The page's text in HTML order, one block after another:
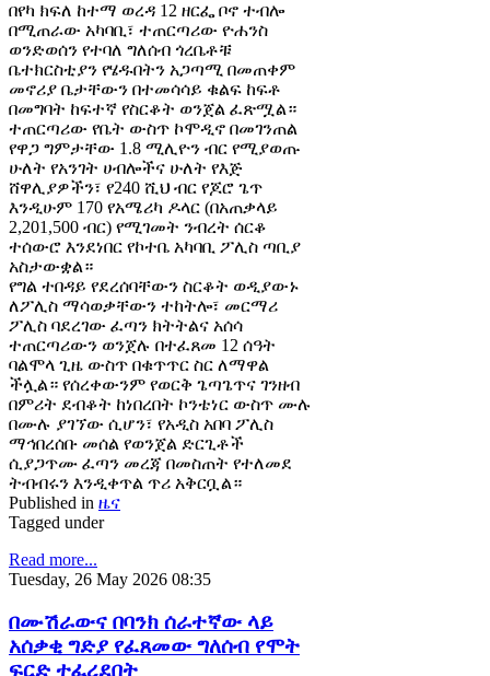
በየካ ክፍለ ከተማ ወረዳ 12 ዘርፌ ቦኖ ተብሎ
በሚጠራው አካባቢ፣ ተጠርጣሪው ዮሐንስ
ወንድወሰን የተባለ ግለሰብ ጎረቤቶቹ
ቤተክርስቲያን የሄዱበትን አጋጣሚ በመጠቀም
መኖሪያ ቤታቸውን በተመሳሳይ ቁልፍ ከፍቶ
በመግባት ከፍተኛ የስርቆት ወንጀል ፈጽሟል።
ተጠርጣሪው የቤት ውስጥ ኮሞዲኖ በመገንጠል
የዋጋ ግምታቸው 1.8 ሚሊዮን ብር የሚያወጡ
ሁለት የአንገት ሀብሎችና ሁለት የእጅ
ሸዋሊያዎችን፣ የ240 ሺህ ብር የጆሮ ጌጥ
እንዲሁም 170 የአሜሪካ ዶላር (በአጠቃላይ
2,201,500 ብር) የሚገመት ንብረት ሰርቆ
ተሰውሮ እንደነበር የኮተቤ አካባቢ ፖሊስ ጣቢያ
አስታውቋል።
የግል ተበዳይ የደረሰባቸውን ስርቆት ወዲያውኑ
ለፖሊስ ማሳወቃቸውን ተከትሎ፣ መርማሪ
ፖሊስ ባደረገው ፈጣን ክትትልና አሰሳ
ተጠርጣሪውን ወንጀሉ በተፈጸመ 12 ሰዓት
ባልሞላ ጊዜ ውስጥ በቁጥጥር ስር ለማዋል
ችሏል። የሰረቀውንም የወርቅ ጌጣጌጥና ገንዘብ
በምሪት ደብቆት ከነበረበት ኮንቴነር ውስጥ ሙሉ
በሙሉ ያገኘው ሲሆን፣ የአዲስ አበባ ፖሊስ
ማኅበረሰቡ መሰል የወንጀል ድርጊቶች
ሲያጋጥሙ ፈጣን መረጃ በመስጠት የተለመደ
ትብብሩን እንዲቀጥል ጥሪ አቅርቧል።
Published in ዜና
Tagged under
Read more...
Tuesday, 26 May 2026 08:35
በሙሽራውና በባንክ ሰራተኛው ላይ
አሰቃቂ ግድያ የፈጸመው ግለሰብ የሞት
ፍርድ ተፈረደበት